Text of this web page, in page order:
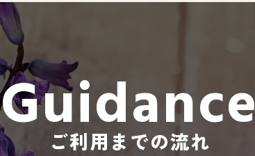
－ 春日事業所のブログ
－ 遠賀事業所のブログ
－ 東郷事業所のブログ
－ 鳥栖事業所のブログ
Guidance
ご利用までの流れ